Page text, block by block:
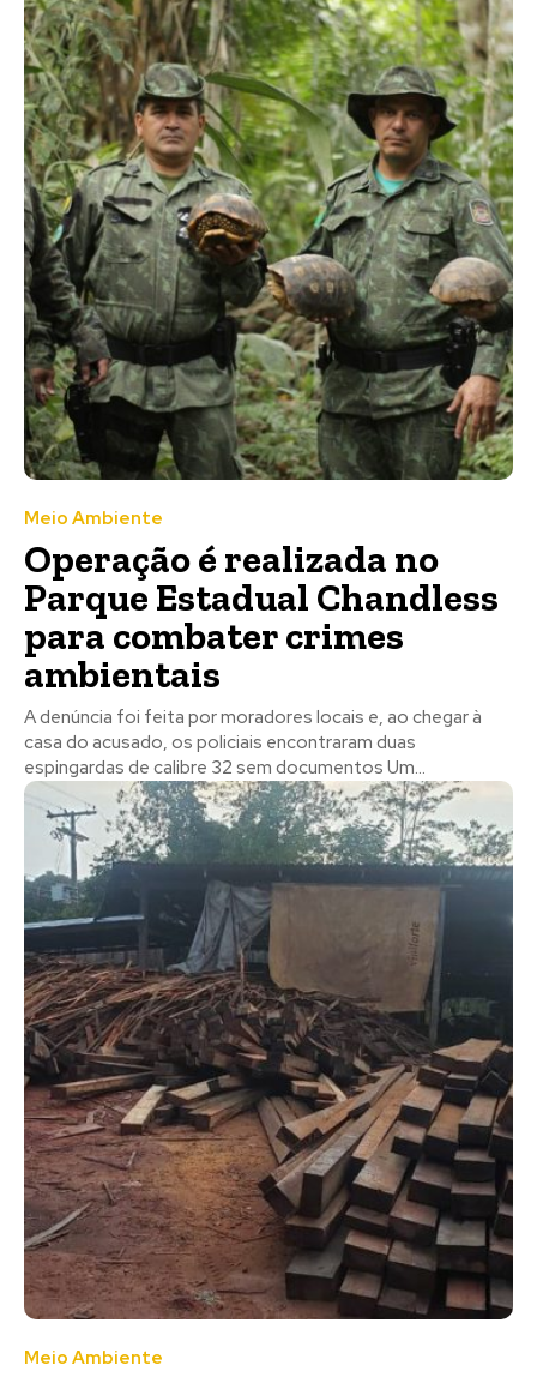
Meio Ambiente
Operação é realizada no
Parque Estadual Chandless
para combater crimes
ambientais
A denúncia foi feita por moradores locais e, ao chegar à
casa do acusado, os policiais encontraram duas
espingardas de calibre 32 sem documentos Um...
Meio Ambiente